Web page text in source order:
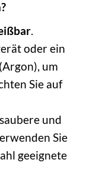
.
oder ein
um
Sie auf
und
Sie
geeignete